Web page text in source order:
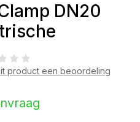
DN20
product een beoordeling